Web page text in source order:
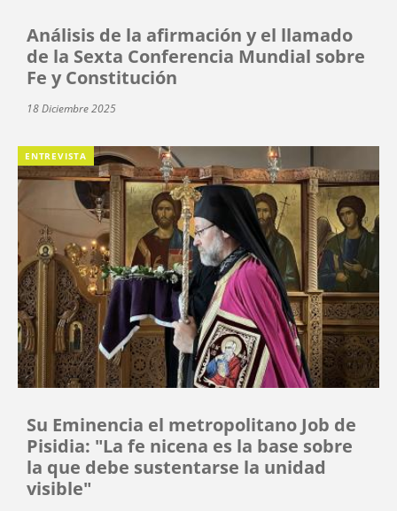
Análisis de la afirmación y el llamado
de la Sexta Conferencia Mundial sobre
Fe y Constitución
18 Diciembre 2025
ENTREVISTA
Su Eminencia el metropolitano Job de
Pisidia: "La fe nicena es la base sobre
la que debe sustentarse la unidad
visible"